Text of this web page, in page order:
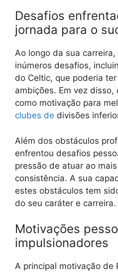
Desafios
jornada para o
Ao longo da sua
inúmeros desafios,
do Celtic, que poderia
ambições. Em vez disso,
como motivação para
clubes de divisões
Além dos obstáculos
enfrentou desafios
pressão de atuar ao
consistência. A sua
estes obstáculos tem
do seu caráter e carreira.
Motivações
impulsionadores
A principal motivação de